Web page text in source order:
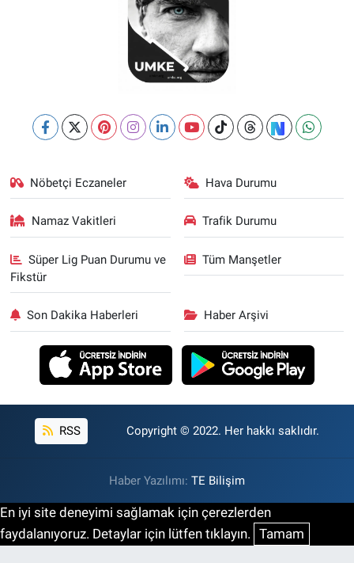
Nöbetçi Eczaneler Hava Durumu
Namaz Vakitleri Trafik Durumu
Süper Lig Puan Durumu ve
Fikstür
Tüm Manşetler
Son Dakika Haberleri Haber Arşivi
RSS Copyright © 2022. Her hakkı saklıdır.
Haber Yazılımı: TE Bilişim
En iyi site deneyimi sağlamak için çerezlerden
faydalanıyoruz. Detaylar için lütfen tıklayın. Tamam